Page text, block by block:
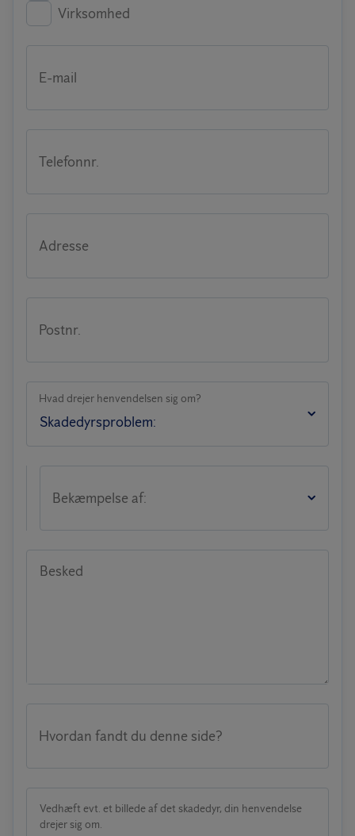
Virksomhed
E-mail
Telefonnr.
Adresse
Postnr.
Hvad drejer henvendelsen sig om?
Bekæmpelse af:
Besked
Hvordan fandt du denne side?
Vedhæft evt. et billede af det skadedyr, din henvendelse
drejer sig om.